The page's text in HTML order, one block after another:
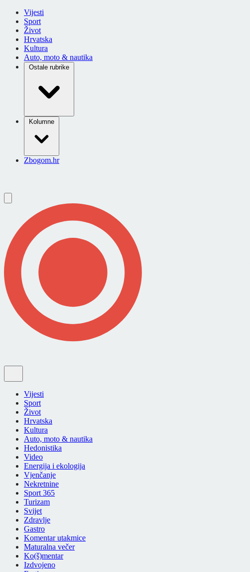
Vijesti
Sport
Život
Hrvatska
Kultura
Auto, moto & nautika
Ostale rubrike
Kolumne
Zbogom.hr
Vijesti
Sport
Život
Hrvatska
Kultura
Auto, moto & nautika
Hedonistika
Video
Energija i ekologija
Vjenčanje
Nekretnine
Sport 365
Turizam
Svijet
Zdravlje
Gastro
Komentar utakmice
Maturalna večer
Ko(š)mentar
Izdvojeno